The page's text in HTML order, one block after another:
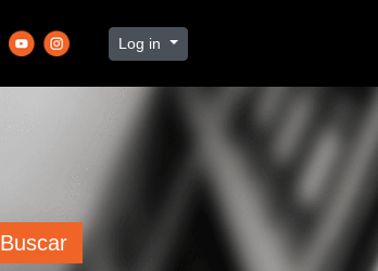
Log in
Buscar